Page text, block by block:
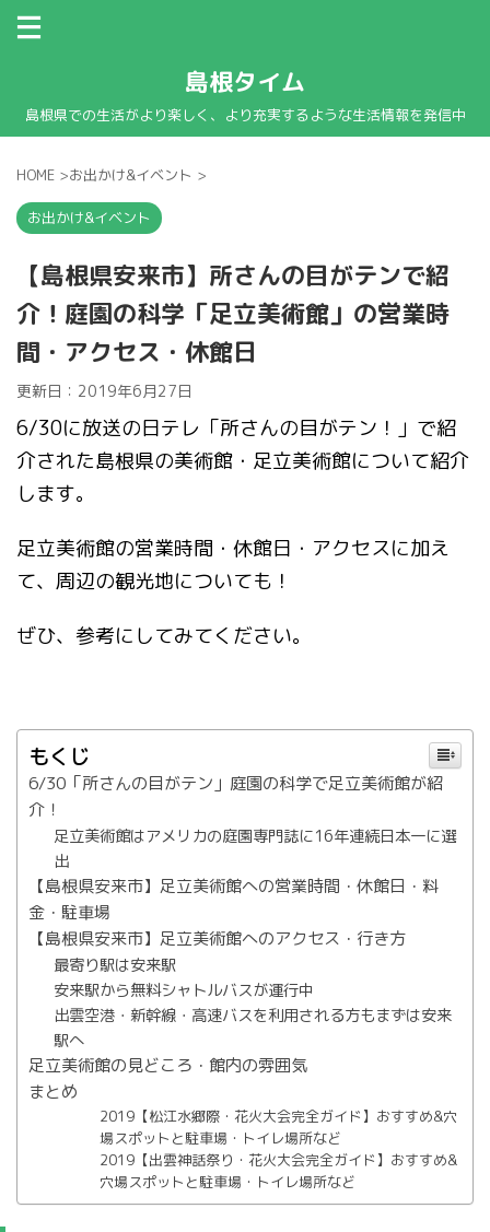
島根タイム
島根県での生活がより楽しく、より充実するような生活情報を発信中
HOME >お出かけ&イベント >
お出かけ&イベント
【島根県安来市】所さんの目がテンで紹
介！庭園の科学「足立美術館」の営業時
間・アクセス・休館日
更新日： 2019年6月27日
6/30に放送の日テレ「所さんの目がテン！」で紹
介された島根県の美術館・足立美術館について紹介
します。
足立美術館の営業時間・休館日・アクセスに加え
て、周辺の観光地についても！
ぜひ、参考にしてみてください。
もくじ
6/30「所さんの目がテン」庭園の科学で足立美術館が紹
介！
足立美術館はアメリカの庭園専門誌に16年連続日本一に選
出
【島根県安来市】足立美術館への営業時間・休館日・料
金・駐車場
【島根県安来市】足立美術館へのアクセス・行き方
最寄り駅は安来駅
安来駅から無料シャトルバスが運行中
出雲空港・新幹線・高速バスを利用される方もまずは安来
駅へ
足立美術館の見どころ・館内の雰囲気
まとめ
2019【松江水郷際・花火大会完全ガイド】おすすめ&穴
場スポットと駐車場・トイレ場所など
2019【出雲神話祭り・花火大会完全ガイド】おすすめ&
穴場スポットと駐車場・トイレ場所など